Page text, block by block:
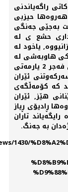
راگەیاندنی
حیزبی
بەجێی جەنگی
حشع ی لە
یاخود لە
هاوبەشی لە
تەك ئێرانییەكان نەكردووە" لە ئۆپەراسیۆنی فەجر 2 یارمەتی
ئێران
كە كۆمەڵگەی
هێز, ئێران
ڕادیۆی ڕیاز
تاران
بە جەنگ.